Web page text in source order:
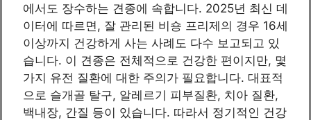
에서도 장수하는 견종에 속합니다. 2025년 최신 데
이터에 따르면, 잘 관리된 비숑 프리제의 경우 16세
이상까지 건강하게 사는 사례도 다수 보고되고 있
습니다. 이 견종은 전체적으로 건강한 편이지만, 몇
가지 유전 질환에 대한 주의가 필요합니다. 대표적
으로 슬개골 탈구, 알레르기 피부질환, 치아 질환,
백내장, 간질 등이 있습니다. 따라서 정기적인 건강